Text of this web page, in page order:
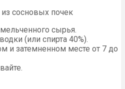
сосновых почек
сырья.
(или спирта 40%).
и затемненном месте от 7 до